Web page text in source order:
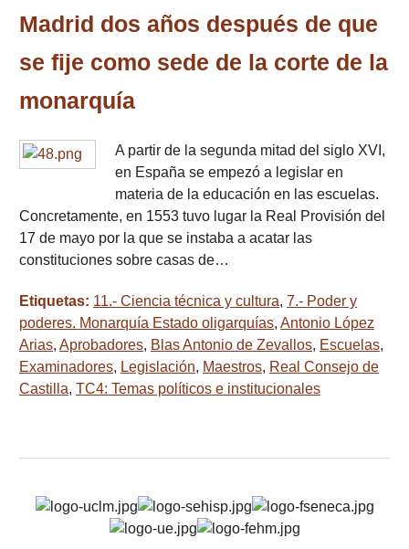
Madrid dos años después de que
se fije como sede de la corte de la
monarquía
A partir de la segunda mitad del siglo XVI,
en España se empezó a legislar en
materia de la educación en las escuelas.
Concretamente, en 1553 tuvo lugar la Real Provisión del
17 de mayo por la que se instaba a acatar las
constituciones sobre casas de…
Etiquetas: 11.- Ciencia técnica y cultura, 7.- Poder y
poderes. Monarquía Estado oligarquías, Antonio López
Arias, Aprobadores, Blas Antonio de Zevallos, Escuelas,
Examinadores, Legislación, Maestros, Real Consejo de
Castilla, TC4: Temas políticos e institucionales